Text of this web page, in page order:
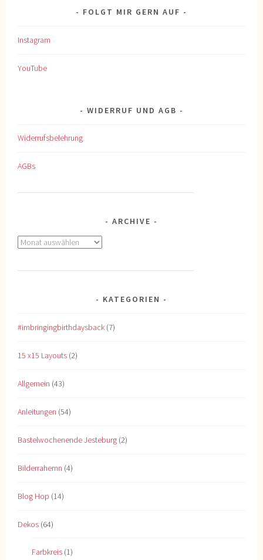
FOLGT MIR GERN AUF
Instagram
YouTube
WIDERRUF UND AGB
Widerrufsbelehrung
AGBs
ARCHIVE
Archive
KATEGORIEN
#imbringingbirthdaysback (7)
15 x15 Layouts (2)
Allgemein (43)
Anleitungen (54)
Bastelwochenende Jesteburg (2)
Bilderrahemn (4)
Blog Hop (14)
Dekos (64)
Farbkreis (1)